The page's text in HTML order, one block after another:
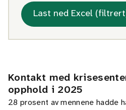
Last ned Excel
Kontakt med
opphold i 2025
28 prosent av mennene hadde